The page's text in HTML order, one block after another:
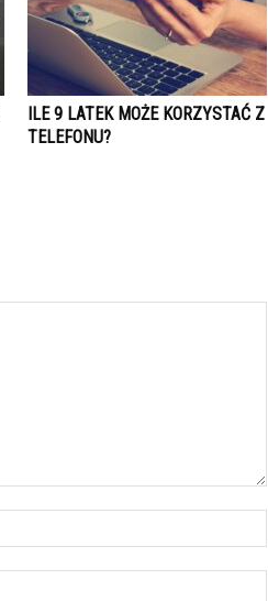
ILE 9 LATEK MOŻE KORZYSTAĆ Z
TELEFONU?